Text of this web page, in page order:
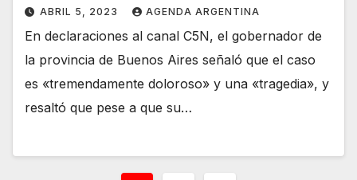
ABRIL 5, 2023 AGENDA ARGENTINA
En declaraciones al canal C5N, el gobernador de
la provincia de Buenos Aires señaló que el caso
es «tremendamente doloroso» y una «tragedia», y
resaltó que pese a que su…